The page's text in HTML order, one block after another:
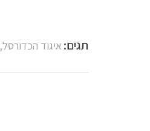
תגים: איגוד הכדורסל,